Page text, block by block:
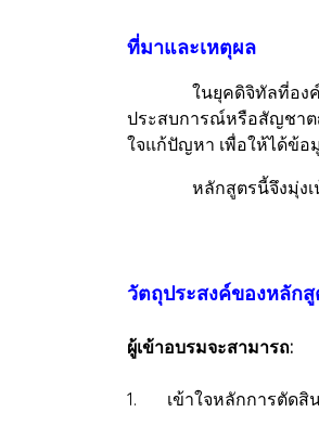
ที่มาและเหตุผล
ในยุคดิจิทัลที่องค์กรต้
ประสบการณ์หรือสัญชาต
ใจแก้ปัญหา เพื่อให้ได้ข้อ
หลักสูตรนี้จึงมุ่งเน้นก
วัตถุประสงค์ของหลัก
ผู้เข้าอบรมจะสามารถ:
1. เข้าใจหลักการตัดสิน